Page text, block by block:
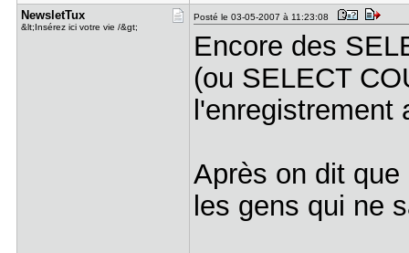
NewsletTux
&lt;Insérez ici votre vie /&gt;
Posté le 03-05-2007 à 11:23:08
Encore des
(ou SELECT
Après on dit
les gens qui ne